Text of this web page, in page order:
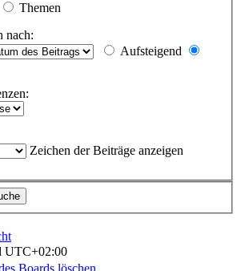
Themen
nach:
Aufsteigend
Zeichen der Beiträge anzeigen
UTC+02:00
Boards löschen